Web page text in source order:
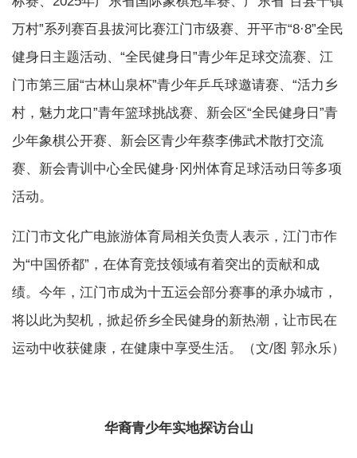
万村”系列赛百县拔河比赛江门市级赛、开平市“8·8”全民
健身日主题活动、“全民健身日”青少年足球交流赛、江
门市第三届“古林山泉杯”青少年乒乓球邀请赛、“活力乡
村，魅力龙口”青年篮球挑战赛、新会区“全民健身日”青
少年象棋公开赛、新会区青少年蔡李佛武术散打交流
赛、新会青训中心全民健身·冈州体育足球活动日等多项
活动。
江门市文化广电旅游体育局相关负责人表示，江门市作
为“中国侨都”，在体育竞技领域有着突出的贡献和成
绩。今年，江门市成为十五运会部分赛事的承办城市，
将以此为契机，掀起侨乡全民健身的新热潮，让市民在
运动中收获健康，在健康中享受生活。（文/图 郭永乐）
华裔青少年实地探访台山